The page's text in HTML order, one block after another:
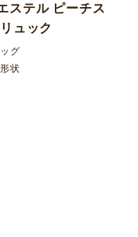
ステル ピーチス
ュック
グ
状